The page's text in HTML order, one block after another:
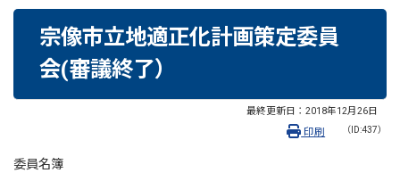
宗像市立地適正化計画策定委員
会(審議終了）
最終更新日： 2018年12月26日
（ID:437）
印刷
委員名簿